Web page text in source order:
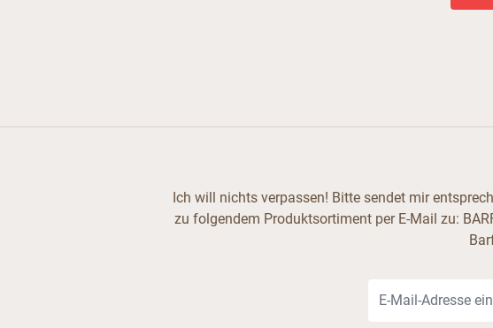
Ich will nichts verpassen! Bitte sendet mir
zu folgendem Produktsortiment per E-Mail zu: